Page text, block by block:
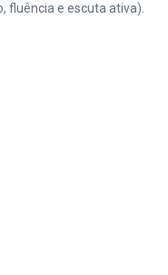
fluência e escuta ativa).